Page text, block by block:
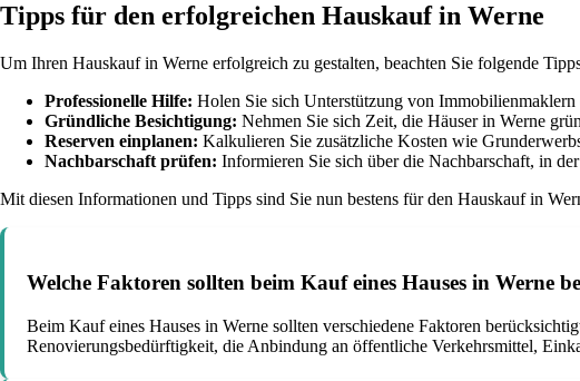
Tipps für den erfolgreichen Hauskauf in Werne
Um Ihren Hauskauf in Werne erfolgreich zu gestalten, beachten Sie folgende
Professionelle Hilfe: Holen Sie sich Unterstützung von Immobilienmaklern
Gründliche Besichtigung: Nehmen Sie sich Zeit, die Häuser in Werne
Reserven einplanen: Kalkulieren Sie zusätzliche Kosten wie
Nachbarschaft prüfen: Informieren Sie sich über die Nachbarschaft, in
Mit diesen Informationen und Tipps sind Sie nun bestens für den Hauskauf in
Welche Faktoren sollten beim Kauf eines Hauses in Werne
Beim Kauf eines Hauses in Werne sollten verschiedene Faktoren
Renovierungsbedürftigkeit, die Anbindung an öffentliche Verkehrsmittel,